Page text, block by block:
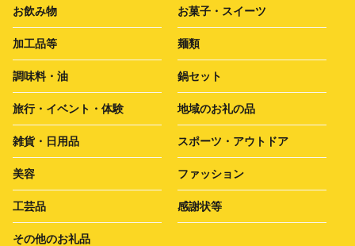
お飲み物 お菓子・スイーツ
加工品等 麺類
調味料・油 鍋セット
旅行・イベント・体験 地域のお礼の品
雑貨・日用品 スポーツ・アウトドア
美容 ファッション
工芸品 感謝状等
その他のお礼品